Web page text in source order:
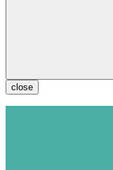
close